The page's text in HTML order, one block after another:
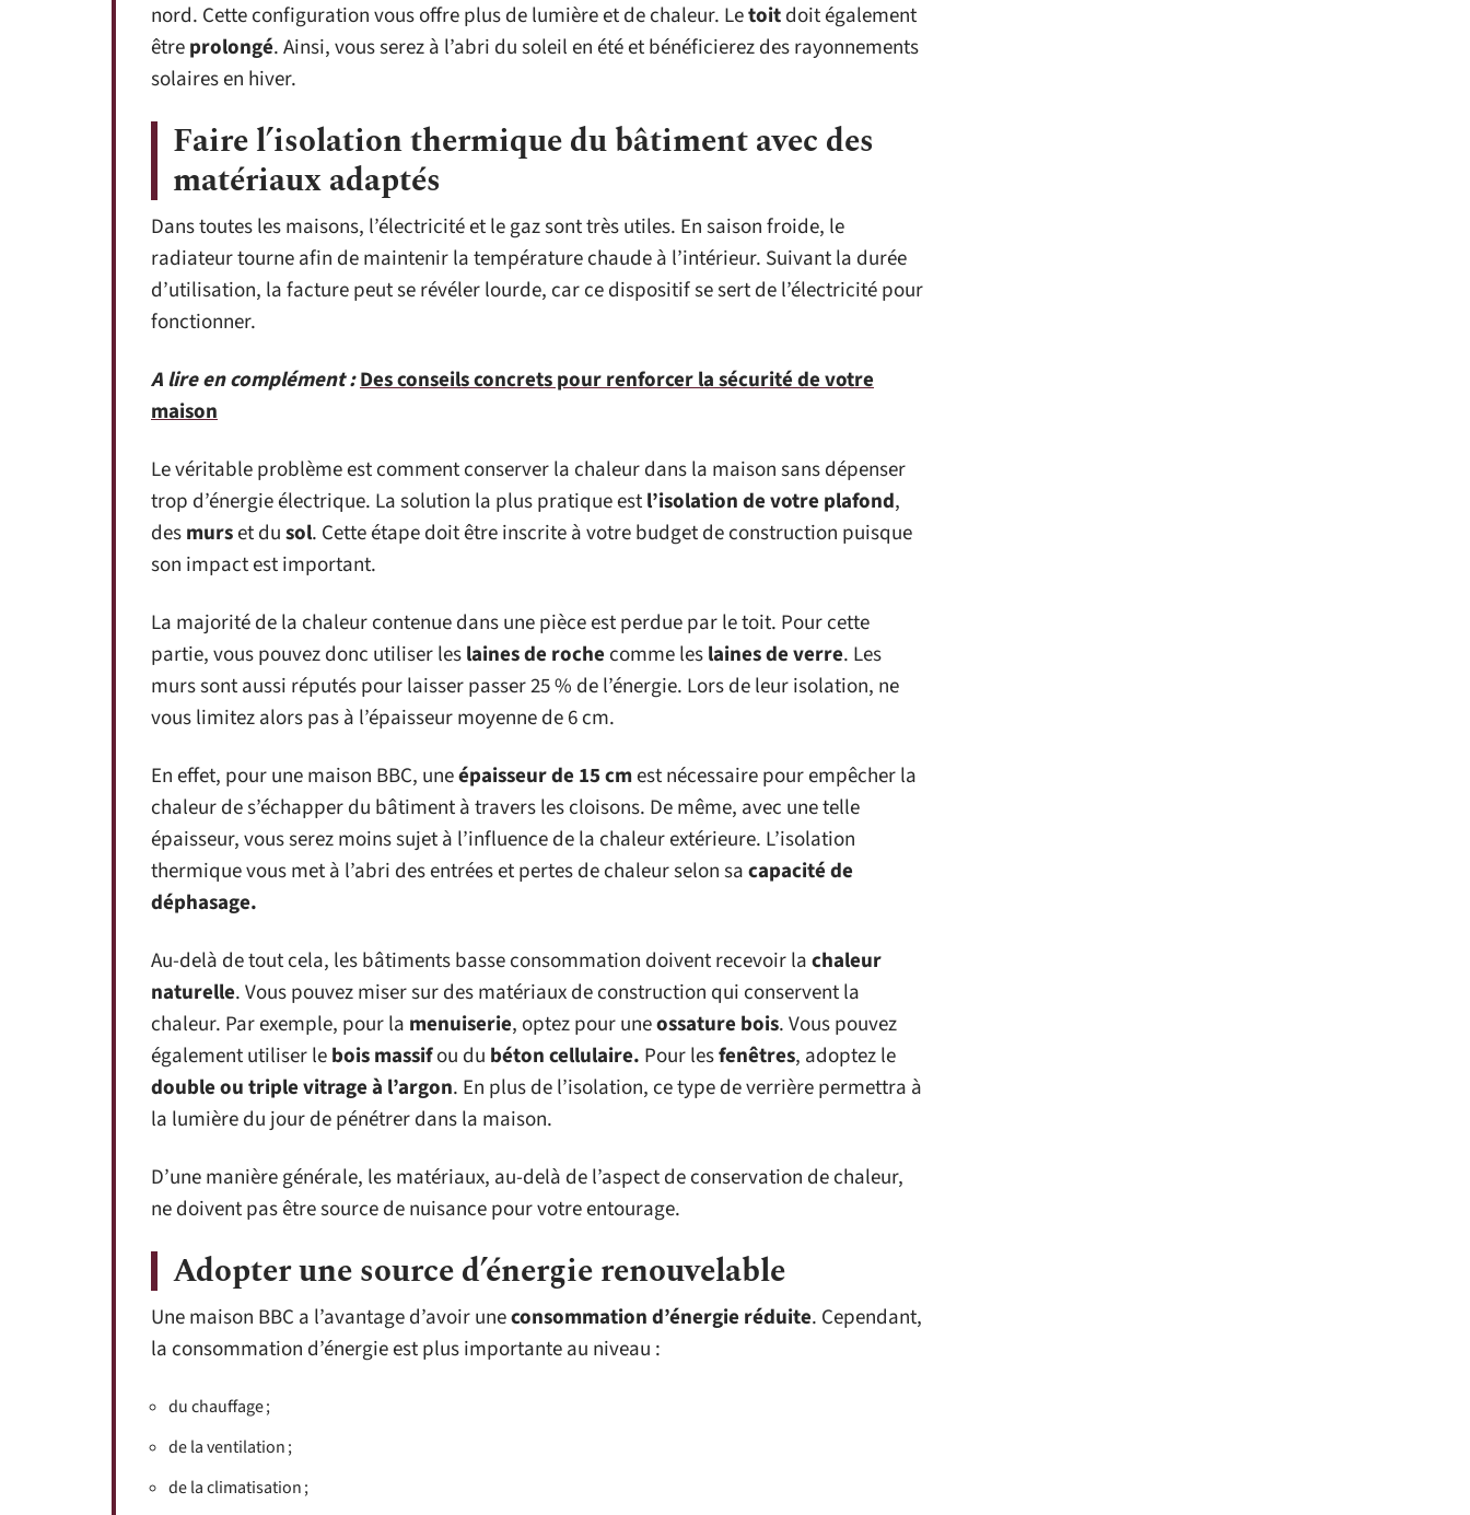
nord. Cette configuration vous offre plus de lumière et de chaleur. Letoitdoit également
êtreprolongé. Ainsi, vous serez à l’abri du soleil en été et bénéficierez des rayonnements
solaires en hiver.
Faire l’isolation thermique du bâtiment avec des
matériaux adaptés
Dans toutes les maisons, l’électricité et le gaz sont très utiles. En saison froide, le
radiateur tourne afin de maintenir la température chaude à l’intérieur. Suivant la durée
d’utilisation, la facture peut se révéler lourde, car ce dispositif se sert de l’électricité pour
fonctionner.
A lire en complément :Des conseils concrets pour renforcer la sécurité de votre
maison
Le véritable problème est comment conserver la chaleur dans la maison sans dépenser
trop d’énergie électrique. La solution la plus pratique estl’isolation de votre plafond,
desmurset dusol. Cette étape doit être inscrite à votre budget de construction puisque
son impact est important.
La majorité de la chaleur contenue dans une pièce est perdue par le toit. Pour cette
partie, vous pouvez donc utiliser leslaines de roche comme leslaines de verre. Les
murs sont aussi réputés pour laisser passer 25 % de l’énergie. Lors de leur isolation, ne
vous limitez alors pas à l’épaisseur moyenne de 6 cm.
En effet, pour une maison BBC, uneépaisseur de 15 cmest nécessaire pour empêcher la
chaleur de s’échapper du bâtiment à travers les cloisons. De même, avec une telle
épaisseur, vous serez moins sujet à l’influence de la chaleur extérieure. L’isolation
thermique vous met à l’abri des entrées et pertes de chaleur selon sacapacité de
déphasage.
Au-delà de tout cela, les bâtiments basse consommation doivent recevoir lachaleur
naturelle. Vous pouvez miser sur des matériaux de construction qui conservent la
chaleur. Par exemple, pour la menuiserie, optez pour uneossature bois. Vous pouvez
également utiliser lebois massifou du béton cellulaire. Pour lesfenêtres, adoptez le
double ou triple vitrage à l’argon. En plus de l’isolation, ce type de verrière permettra à
la lumière du jour de pénétrer dans la maison.
D’une manière générale, les matériaux, au-delà de l’aspect de conservation de chaleur,
ne doivent pas être source de nuisance pour votre entourage.
Adopter une source d’énergie renouvelable
Une maison BBC a l’avantage d’avoir uneconsommation d’énergie réduite. Cependant,
la consommation d’énergie est plus importante au niveau :
du chauffage ;
de la ventilation ;
de la climatisation ;